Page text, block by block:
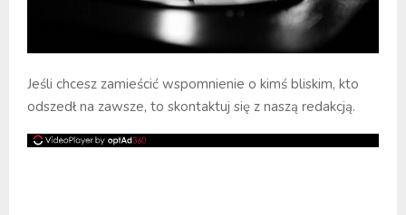
Jeśli chcesz zamieścić wspomnienie o kimś bliskim, kto
odszedł na zawsze, to skontaktuj się z naszą redakcją.